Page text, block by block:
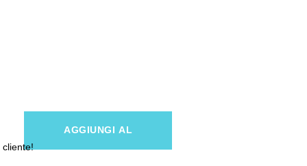
AGGIUNGI AL